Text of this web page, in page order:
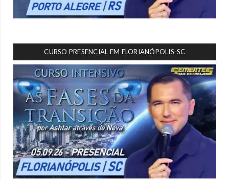
CURSO PRESENCIAL EM FLORIANÓPOLIS-SC